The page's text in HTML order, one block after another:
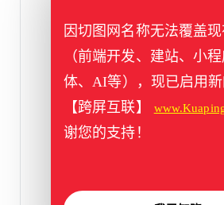
2011年12月27日
5个html5的安全性问
【P2H观点】在大家都在强调
都在瞩目html5/css3的时候，
可能存在的几个安全性的问题
的影响，我们只需要知道并且
因切图网名称无法覆盖
（前端开发、建站、小
体、AI等），现已启用
【跨屏互联】
谢您的支持！